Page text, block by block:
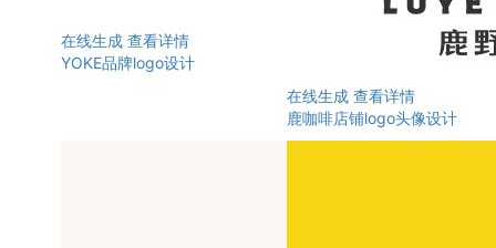
在线生成 查看详情
YOKE品牌logo设计
在线生成 查看详情
鹿咖啡店铺logo头像设计